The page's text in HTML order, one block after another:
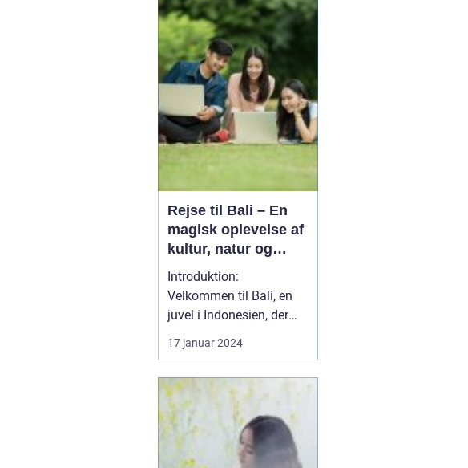
en fascinerende historie,
så er en rejse til Thailand
et absolut must. Dette
sydøstasiatiske land, der
ligger mellem Indien...
Rejse til Bali – En
magisk oplevelse af
kultur, natur og
eventyr
Introduktion:
Velkommen til Bali, en
juvel i Indonesien, der
byder på en unik
rejseoplevelse fyldt med
spektakulær natur og
uforglemmelige eventyr.
Uanset om du er en
erfaren rejsende eller
17 januar 2024